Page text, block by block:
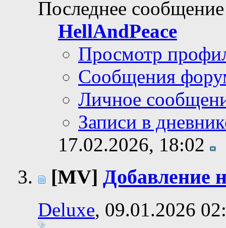
Последнее
HellAndPeace
Просмотр
Сообщения
Личное
Записи в
17.02.2026, 18:02
[MV] Добавление
Deluxe, 09.01.2026